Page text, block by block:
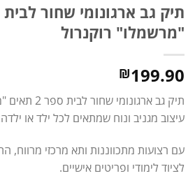
"מרשמלו" רוקנרול
₪199.90
תיק גב
עיצוב מגניב ונוח שמתאים לכל ילד או
עם רצועות מתכווננות ותא מרכזי מרווח,
לציוד לימודי ופריטים אישיים.